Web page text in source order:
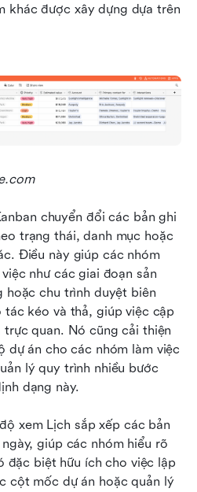
khác được xây dựng dựa trên
chuyển đổi các bản ghi
trạng thái, danh mục hoặc
Điều này giúp các nhóm
như các giai đoạn sản
hoặc chu trình duyệt biên
tác kéo và thả, giúp việc cập
quan. Nó cũng cải thiện
dự án cho các nhóm làm việc
lý quy trình nhiều bước
dạng này.
xem Lịch sắp xếp các bản
giúp các nhóm hiểu rõ
đặc biệt hữu ích cho việc lập
cột mốc dự án hoặc quản lý